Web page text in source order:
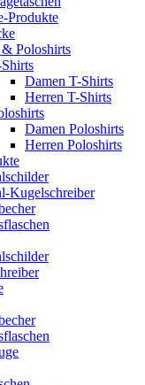
Produkte
Poloshirts
Damen T-Shirts
Herren T-Shirts
Damen Poloshirts
Herren Poloshirts
Kugelschreiber